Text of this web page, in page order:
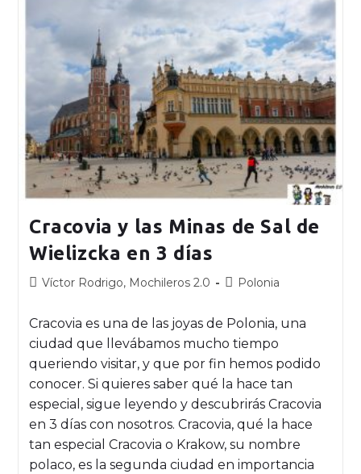
Cracovia y las Minas de Sal de
Wielizcka en 3 días
Víctor Rodrigo, Mochileros 2.0 Polonia
Cracovia es una de las joyas de Polonia, una
ciudad que llevábamos mucho tiempo
queriendo visitar, y que por fin hemos podido
conocer. Si quieres saber qué la hace tan
especial, sigue leyendo y descubrirás Cracovia
en 3 días con nosotros. Cracovia, qué la hace
tan especial Cracovia o Krakow, su nombre
polaco, es la segunda ciudad en importancia